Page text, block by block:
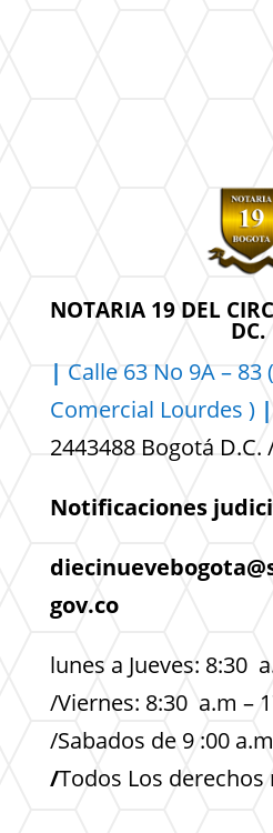
NOTARIA 19 DEL
DC.
| Calle 63 No 9A – 83
Comercial Lourdes )
2443488 Bogotá D.C.
Notificaciones
gov.co
lunes a Jueves: 8:30
/Viernes: 8:30 a.m –
/Sabados de 9 :00
/Todos Los derechos